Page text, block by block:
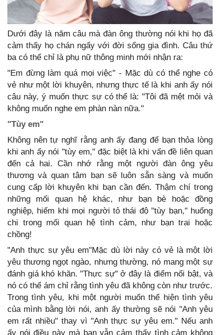
Dưới đây là năm câu mà đàn ông thường nói khi họ đã
cảm thấy họ chán ngấy với đời sống gia đình. Câu thứ
ba có thể chỉ là phụ nữ thông minh mới nhận ra:
"Em đừng làm quá mọi việc" - Mặc dù có thể nghe có
vẻ như một lời khuyên, nhưng thực tế là khi anh ấy nói
câu này, ý muốn thực sự có thể là: "Tôi đã mệt mỏi và
không muốn nghe em phàn nàn nữa."
"Tùy em"
Không nên tự nghĩ rằng anh ấy đang để bạn thỏa lòng
khi anh ấy nói "tùy em," đặc biệt là khi vấn đề liên quan
đến cả hai. Cần nhớ rằng một người đàn ông yêu
thương và quan tâm bạn sẽ luôn sẵn sàng và muốn
cung cấp lời khuyên khi bạn cần đến. Thậm chí trong
những mối quan hệ khác, như bạn bè hoặc đồng
nghiệp, hiếm khi mọi người tỏ thái độ "tùy bạn," huống
chi trong mối quan hệ tình cảm, như bạn trai hoặc
chồng!
"Anh thực sự yêu em"Mặc dù lời này có vẻ là một lời
yêu thương ngọt ngào, nhưng thường, nó mang một sự
đánh giá khó khăn. "Thực sự" ở đây là điểm nổi bật, và
nó có thể ám chỉ rằng tình yêu đã không còn như trước.
Trong tình yêu, khi một người muốn thể hiện tình yêu
của mình bằng lời nói, anh ấy thường sẽ nói "Anh yêu
em rất nhiều" thay vì "Anh thực sự yêu em." Nếu anh
ấy nói điều này mà bạn vẫn cảm thấy tình cảm không